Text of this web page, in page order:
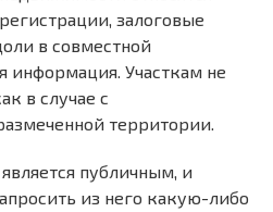
залоговые
в совместной
информация. Участкам не
в случае с
территории.
публичным, и
из него какую-либо